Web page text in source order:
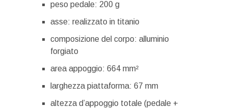
peso pedale: 200 g
asse: realizzato in titanio
composizione del corpo: alluminio
forgiato
area appoggio: 664 mm²
larghezza piattaforma: 67 mm
altezza d’appoggio totale (pedale +